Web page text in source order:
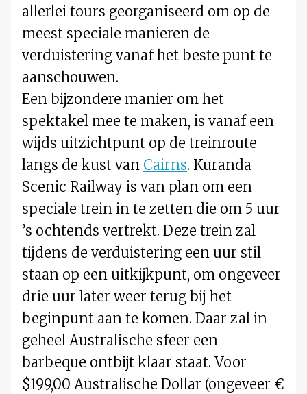
allerlei tours georganiseerd om op de
meest speciale manieren de
verduistering vanaf het beste punt te
aanschouwen.
Een bijzondere manier om het
spektakel mee te maken, is vanaf een
wijds uitzichtpunt op de treinroute
langs de kust van Cairns. Kuranda
Scenic Railway is van plan om een
speciale trein in te zetten die om 5 uur
’s ochtends vertrekt. Deze trein zal
tijdens de verduistering een uur stil
staan op een uitkijkpunt, om ongeveer
drie uur later weer terug bij het
beginpunt aan te komen. Daar zal in
geheel Australische sfeer een
barbeque ontbijt klaar staat. Voor
$199,00 Australische Dollar (ongeveer €